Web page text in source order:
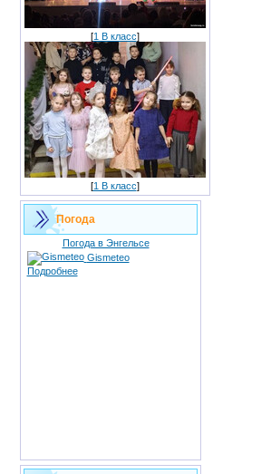
[1 В класс]
[1 В класс]
Погода
Погода в Энгельсе
Gismeteo
Подробнее